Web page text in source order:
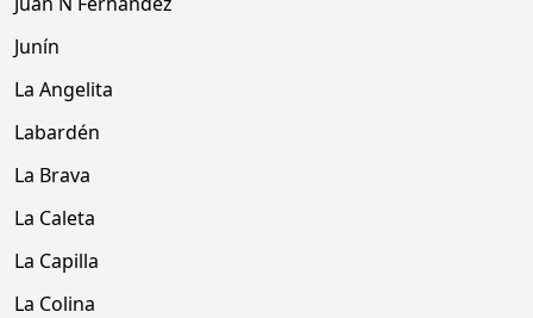
Junín
La Angelita
Labardén
La Brava
La Caleta
La Capilla
La Colina